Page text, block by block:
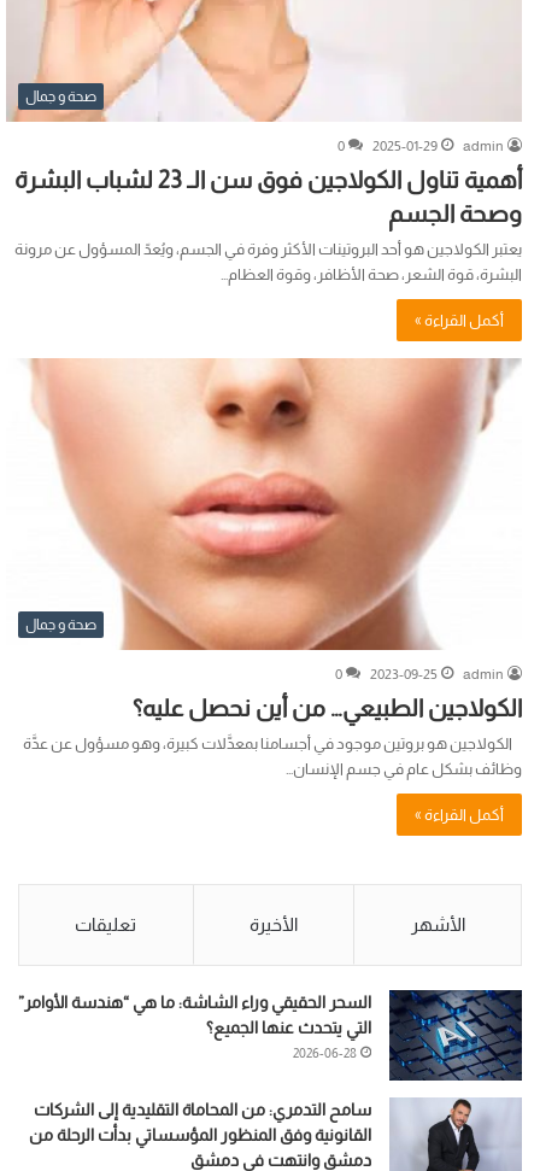
صحة و جمال
admin
2025-01-29
0
أهمية تناول الكولاجين فوق سن الـ 23 لشباب البشرة
وصحة الجسم
يعتبر الكولاجين هو أحد البروتينات الأكثر وفرة في الجسم، ويُعدّ المسؤول عن مرونة
البشرة، قوة الشعر، صحة الأظافر، وقوة العظام…
أكمل القراءة »
صحة و جمال
admin
2023-09-25
0
الكولاجين الطبيعي… من أين نحصل عليه؟
الكولاجين هو بروتين موجود في أجسامنا بمعدَّلات كبيرة، وهو مسؤول عن عدَّة
وظائف بشكل عام في جسم الإنسان…
أكمل القراءة »
الأشهر الأخيرة تعليقات
السحر الحقيقي وراء الشاشة: ما هي “هندسة الأوامر”
التي يتحدث عنها الجميع؟
2026-06-28
سامح التدمري: من المحاماة التقليدية إلى الشركات
القانونية وفق المنظور المؤسساتي بدأت الرحلة من
دمشق وانتهت في دمشق